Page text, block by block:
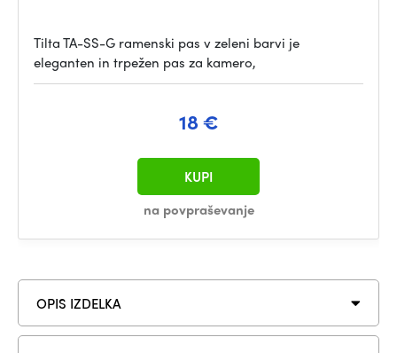
Tilta TA-SS-G ramenski pas v zeleni barvi je
eleganten in trpežen pas za kamero,
18 €
na povpraševanje
KUPI
OPIS IZDELKA